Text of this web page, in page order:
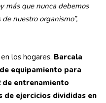
más que nunca debemos
nuestro organismo”,
los hogares, Barcala
equipamiento para
de entrenamiento
ejercicios divididas en